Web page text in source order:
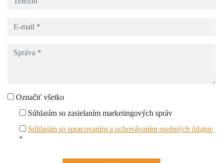
Označiť všetko
Súhlasím so zasielaním marketingových správ
Súhlasím so spracovaním a uchovávaním osobných údajov
*